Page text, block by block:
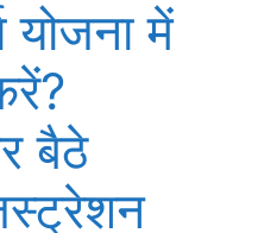
योजना में
बैठे